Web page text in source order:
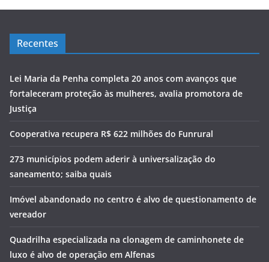
Recentes
Lei Maria da Penha completa 20 anos com avanços que
fortaleceram proteção às mulheres, avalia promotora de
Justiça
Cooperativa recupera R$ 622 milhões do Funrural
273 municípios podem aderir à universalização do
saneamento; saiba quais
Imóvel abandonado no centro é alvo de questionamento de
vereador
Quadrilha especializada na clonagem de caminhonete de
luxo é alvo de operação em Alfenas